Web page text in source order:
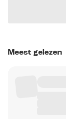
Meest gelezen